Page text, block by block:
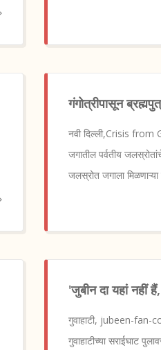
गंगोत्रीपासून
नवी दिल्ली,Crisis from
जगातील पर्वतीय
जलस्रोत जगाला मिळणाऱ्या
'जुबीन दा यहां नहीं
गुवाहाटी, jubeen-fan-
गुवाहाटीच्या सराईघाट